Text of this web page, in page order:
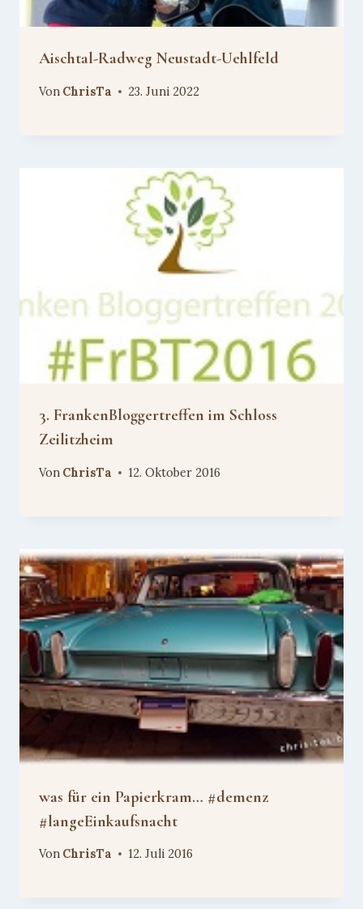
Aischtal-Radweg Neustadt-Uehlfeld
Von ChrisTa 23. Juni 2022
3. FrankenBloggertreffen im Schloss
Zeilitzheim
Von ChrisTa 12. Oktober 2016
was für ein Papierkram… #demenz
#langeEinkaufsnacht
Von ChrisTa 12. Juli 2016